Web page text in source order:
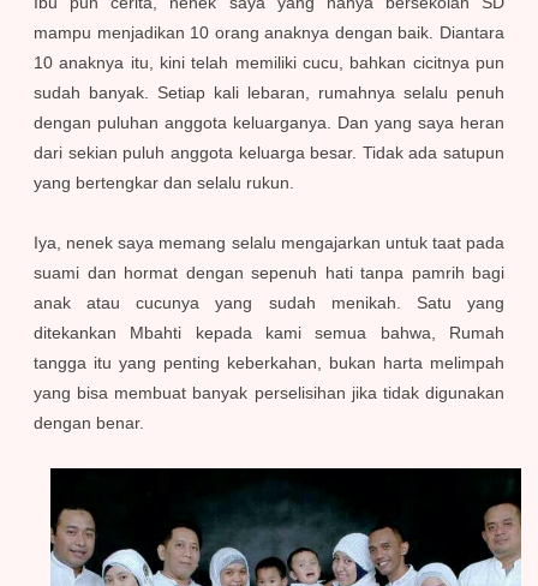
mampu menjadikan 10 orang anaknya dengan baik. Diantara
10 anaknya itu, kini telah memiliki cucu, bahkan cicitnya pun
sudah banyak. Setiap kali lebaran, rumahnya selalu penuh
dengan puluhan anggota keluarganya. Dan yang saya heran
dari sekian puluh anggota keluarga besar. Tidak ada satupun
yang bertengkar dan selalu rukun.
Iya, nenek saya memang selalu mengajarkan untuk taat pada
suami dan hormat dengan sepenuh hati tanpa pamrih bagi
anak atau cucunya yang sudah menikah. Satu yang
ditekankan Mbahti kepada kami semua bahwa, Rumah
tangga itu yang penting keberkahan, bukan harta melimpah
yang bisa membuat banyak perselisihan jika tidak digunakan
dengan benar.